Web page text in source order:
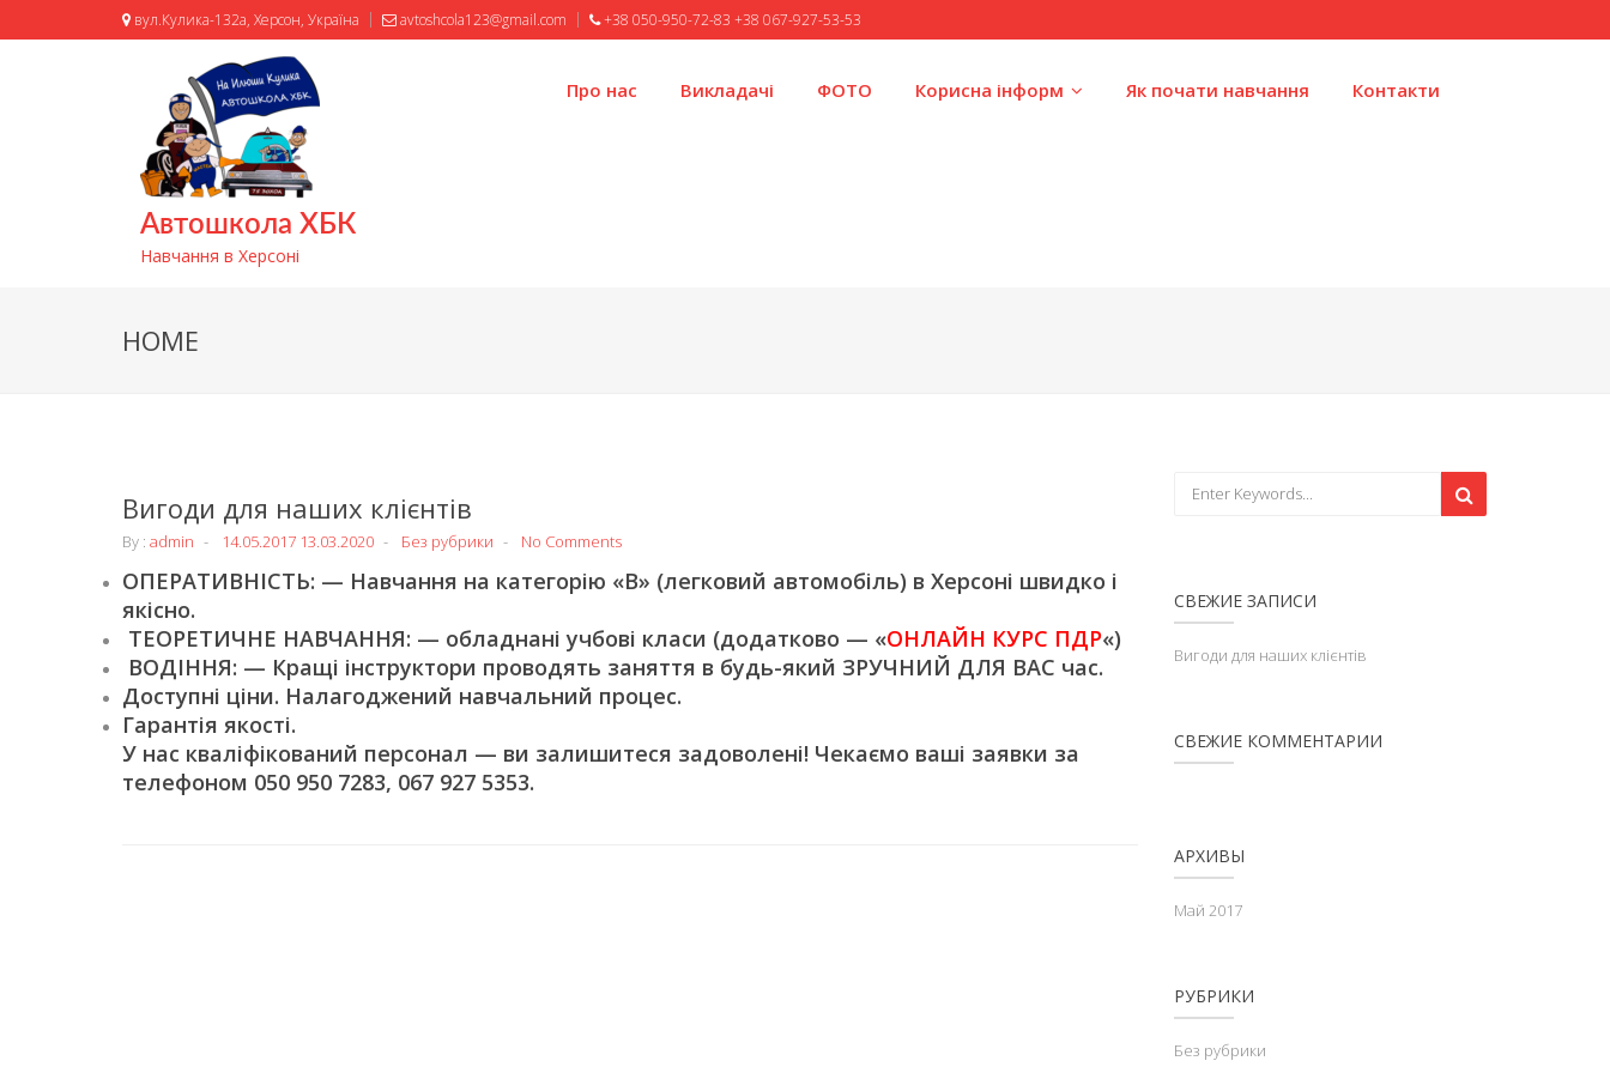
вул.Кулика-132а, Херсон, Україна avtoshcola123@gmail.com +38 050-950-72-83 +38 067-927-53-53
Автошкола ХБК
Навчання в Херсоні
Про нас Викладачі ФОТО Корисна інформ Як почати навчання Контакти
HOME
Вигоди для наших клієнтів
By : admin 14.05.2017 13.03.2020 Без рубрики No Comments
ОПЕРАТИВНІСТЬ: — Навчання на категорію «В» (легковий автомобіль) в Херсоні швидко і
якісно.
ТЕОРЕТИЧНЕ НАВЧАННЯ: — обладнані учбові класи (додатково — «ОНЛАЙН КУРС ПДР«)
ВОДІННЯ: — Кращі інструктори проводять заняття в будь-який ЗРУЧНИЙ ДЛЯ ВАС час.
Доступні ціни. Налагоджений навчальний процес.
Гарантія якості.
У нас кваліфікований персонал — ви залишитеся задоволені! Чекаємо ваші заявки за
телефоном 050 950 7283, 067 927 5353.
СВЕЖИЕ ЗАПИСИ
Вигоди для наших клієнтів
СВЕЖИЕ КОММЕНТАРИИ
АРХИВЫ
Май 2017
РУБРИКИ
Без рубрики